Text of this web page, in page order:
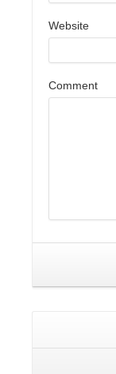
Website
Comment